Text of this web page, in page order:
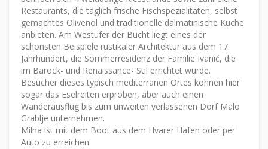
Restaurants, die täglich frische Fischspezialitäten, selbst
gemachtes Olivenöl und traditionelle dalmatinische Küche
anbieten. Am Westufer der Bucht liegt eines der
schönsten Beispiele rustikaler Architektur aus dem 17.
Jahrhundert, die Sommerresidenz der Familie Ivanić, die
im Barock- und Renaissance- Stil errichtet wurde.
Besucher dieses typisch mediterranen Ortes können hier
sogar das Eselreiten erproben, aber auch einen
Wanderausflug bis zum unweiten verlassenen Dorf Malo
Grablje unternehmen.
Milna ist mit dem Boot aus dem Hvarer Hafen oder per
Auto zu erreichen.